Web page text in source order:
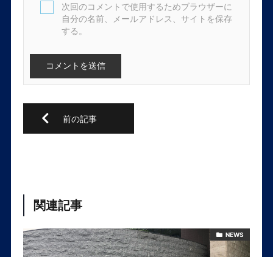
次回のコメントで使用するためブラウザーに
自分の名前、メールアドレス、サイトを保存
する。
関連記事
NEWS